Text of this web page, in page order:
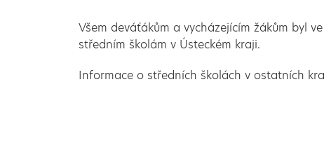
Všem deváťákům a vycházejícím žákům byl
středním školám v Ústeckém kraji.
Informace o středních školách v ostatních